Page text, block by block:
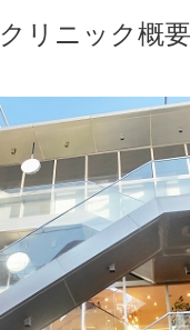
クリニック概要